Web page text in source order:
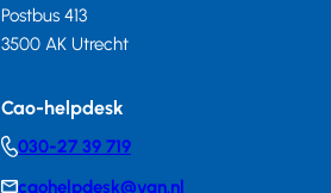
Postbus 413
3500 AK Utrecht
Cao-helpdesk
Telephonenumber
030-27 39 719
caohelpdesk@vgn.nl